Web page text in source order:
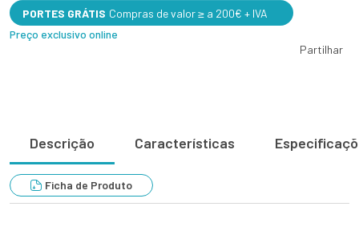
PORTES GRÁTIS Compras de valor ≥ a 200€ + IVA
Preço exclusivo online
Partilhar
Descrição Características
Ficha de Produto